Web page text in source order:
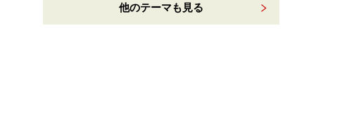
他のテーマも見る